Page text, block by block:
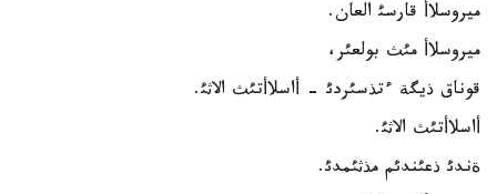
ميروسلاأ قارسئ العان.
ميروسلاأ مئث بولعئر،
قوناق ذيگة ءتذسئردئ - أاسلاأتئث الاثئ.
أاسلاأتئث الاثئ.
ةندئ ذعئندئم مذثئمدئ.